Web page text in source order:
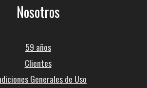
Nosotros
59 años
Clientes
Generales de Uso